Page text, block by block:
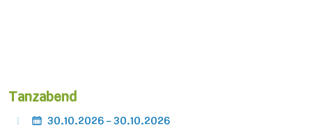
Tanzabend
30.10.2026 - 30.10.2026